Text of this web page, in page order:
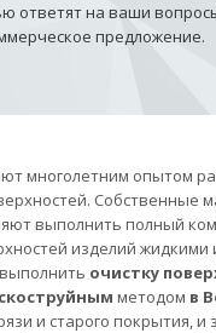
на ваши
предложение.
многолетним опытом
Собственные
выполнить полный
изделий жидкими
очистку
методом в
и старого покрытия, и